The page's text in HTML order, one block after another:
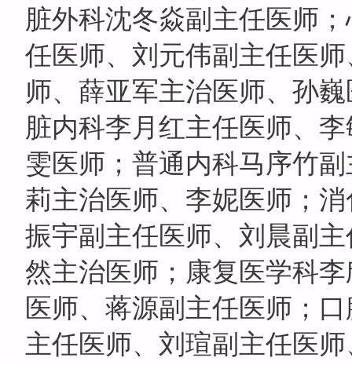
脏外科沈冬焱副主任医师
任医师、刘元伟副主任医
师、薛亚军主治医师、孙
脏内科李月红主任医师、
雯医师；普通内科马序竹
莉主治医师、李妮医师；
振宇副主任医师、刘晨副
然主治医师；康复医学科
医师、蒋源副主任医师；
主任医师、刘瑄副主任医